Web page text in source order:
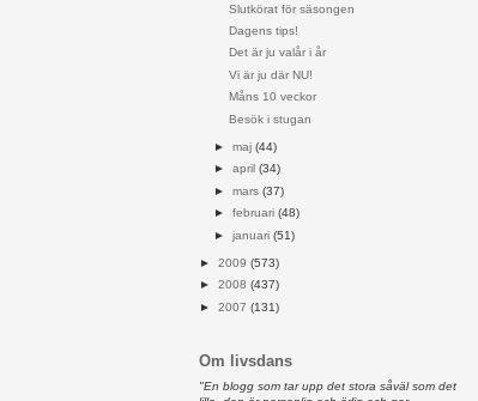
Slutkörat för säsongen
Dagens tips!
Det är ju valår i år
Vi är ju där NU!
Måns 10 veckor
Besök i stugan
► maj (44)
► april (34)
► mars (37)
► februari (48)
► januari (51)
► 2009 (573)
► 2008 (437)
► 2007 (131)
Om livsdans
"En blogg som tar upp det stora såväl som det